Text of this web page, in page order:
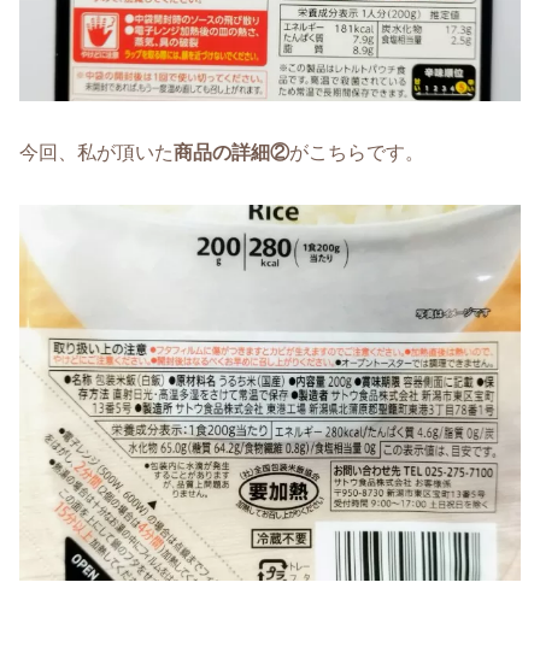
今回、私が頂いた商品の詳細②がこちらです。